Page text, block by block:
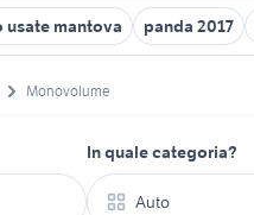
usate mantova panda 2017
Monovolume
In quale categoria?
Auto